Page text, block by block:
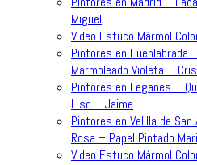
Miguel
Video Estuco Mármol
Pintores en
Marmoleado Violeta –
Pintores en Leganes –
Liso – Jaime
Pintores en Velilla de
Rosa – Papel Pintado
Video Estuco Mármol